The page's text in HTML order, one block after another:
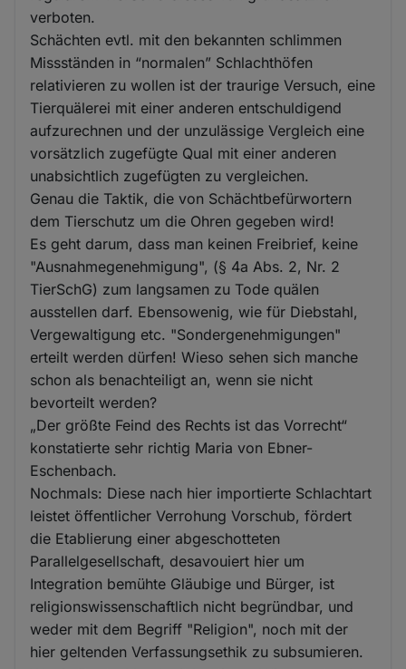
verboten.
Schächten evtl. mit den bekannten schlimmen
Missständen in “normalen” Schlachthöfen
relativieren zu wollen ist der traurige Versuch, eine
Tierquälerei mit einer anderen entschuldigend
aufzurechnen und der unzulässige Vergleich eine
vorsätzlich zugefügte Qual mit einer anderen
unabsichtlich zugefügten zu vergleichen.
Genau die Taktik, die von Schächtbefürwortern
dem Tierschutz um die Ohren gegeben wird!
Es geht darum, dass man keinen Freibrief, keine
"Ausnahmegenehmigung", (§ 4a Abs. 2, Nr. 2
TierSchG) zum langsamen zu Tode quälen
ausstellen darf. Ebensowenig, wie für Diebstahl,
Vergewaltigung etc. "Sondergenehmigungen"
erteilt werden dürfen! Wieso sehen sich manche
schon als benachteiligt an, wenn sie nicht
bevorteilt werden?
„Der größte Feind des Rechts ist das Vorrecht“
konstatierte sehr richtig Maria von Ebner-
Eschenbach.
Nochmals: Diese nach hier importierte Schlachtart
leistet öffentlicher Verrohung Vorschub, fördert
die Etablierung einer abgeschotteten
Parallelgesellschaft, desavouiert hier um
Integration bemühte Gläubige und Bürger, ist
religionswissenschaftlich nicht begründbar, und
weder mit dem Begriff "Religion", noch mit der
hier geltenden Verfassungsethik zu subsumieren.